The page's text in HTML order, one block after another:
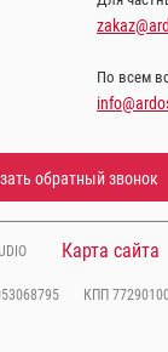
По всем
обратный звонок
Карта сайта
КПП